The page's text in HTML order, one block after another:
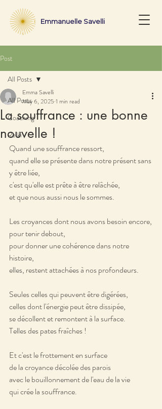
Emmanuelle Savelli
Post
All Posts
Coaching
Reiki
All Posts
La souffrance : une bonne
nouvelle !
Emma Savelli
May 6, 2025 1 min read
Quand une souffrance ressort,
quand elle se présente dans notre présent sans
y être liée,
c'est qu'elle est prête à être relâchée,
et que nous aussi nous le sommes.
Les croyances dont nous avons besoin encore,
pour tenir debout,
pour donner une cohérence dans notre
histoire,
elles, restent attachées à nos profondeurs.
Seules celles qui peuvent être digérées,
celles dont l'énergie peut être dissipée,
se décollent et remontent à la surface.
Telles des pates fraîches !
Et c'est le frottement en surface
de la croyance décolée des parois
avec le bouillonnement de l'eau de la vie
qui crée la souffrance.